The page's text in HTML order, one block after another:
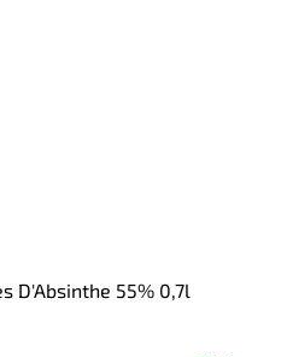
D'Absinthe 55% 0,7l